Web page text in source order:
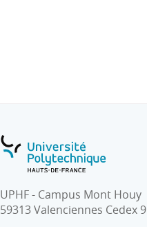
UPHF - Campus Mont Houy
59313 Valenciennes Cedex 9